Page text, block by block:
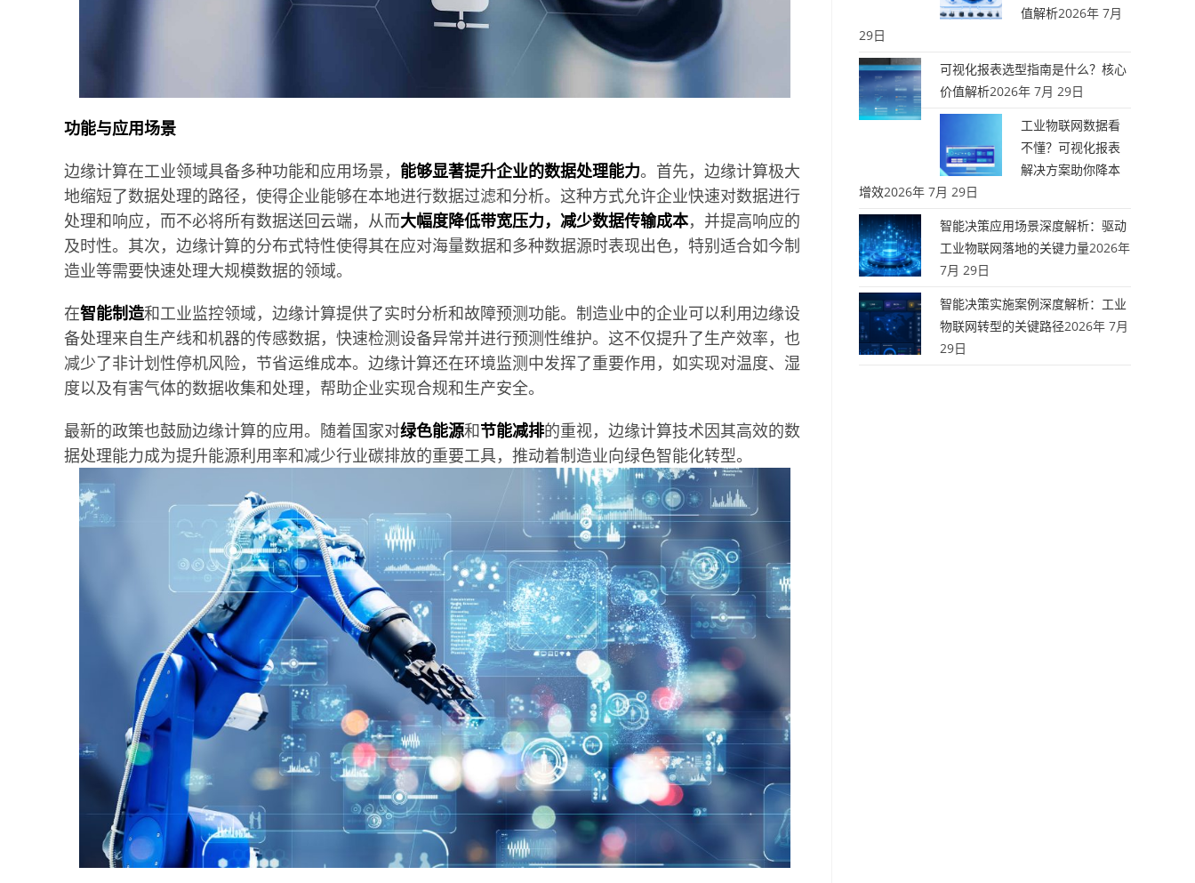
功能与应用场景
边缘计算在工业领域具备多种功能和应用场景， 能够显著提升企业的数据处理能力。首先，边缘计算极大
地缩短了数据处理的路径，使得企业能够在本地进行数据过滤和分析。这种方式允许企业快速对数据进行
处理和响应，而不必将所有数据送回云端，从而大幅度降低带宽压力，减少数据传输成本，并提高响应的
及时性。其次，边缘计算的分布式特性使得其在应对海量数据和多种数据源时表现出色，特别适合如今制
造业等需要快速处理大规模数据的领域。
在智能制造和工业监控领域，边缘计算提供了实时分析和故障预测功能。制造业中的企业可以利用边缘设
备处理来自生产线和机器的传感数据，快速检测设备异常并进行预测性维护。这不仅提升了生产效率，也
减少了非计划性停机风险，节省运维成本。边缘计算还在环境监测中发挥了重要作用，如实现对温度、湿
度以及有害气体的数据收集和处理，帮助企业实现合规和生产安全。
最新的政策也鼓励边缘计算的应用。随着国家对绿色能源和节能减排的重视，边缘计算技术因其高效的数
据处理能力成为提升能源利用率和减少行业碳排放的重要工具，推动着制造业向绿色智能化转型。
值解析2026年 7月
29日
可视化报表选型指南是什么？核心
价值解析2026年 7月 29日
工业物联网数据看
不懂？可视化报表
解决方案助你降本
增效2026年 7月 29日
智能决策应用场景深度解析：驱动
工业物联网落地的关键力量2026年
7月 29日
智能决策实施案例深度解析：工业
物联网转型的关键路径2026年 7月
29日